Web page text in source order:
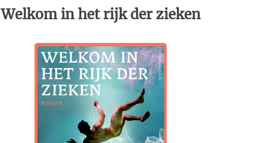
Welkom in het rijk der zieken